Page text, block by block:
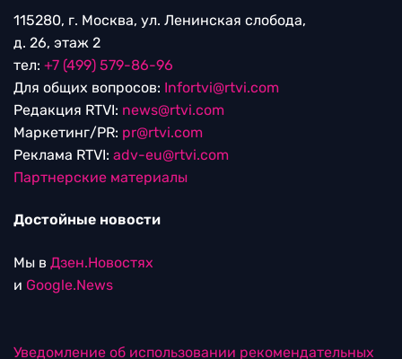
115280, г. Москва, ул. Ленинская слобода,
д. 26, этаж 2
тел: +7 (499) 579-86-96
Для общих вопросов: Infortvi@rtvi.com
Редакция RTVI: news@rtvi.com
Маркетинг/PR: pr@rtvi.com
Реклама RTVI: adv-eu@rtvi.com
Партнерские материалы
Достойные новости
Мы в Дзен.Новостях
и Google.News
Уведомление об использовании рекомендательных